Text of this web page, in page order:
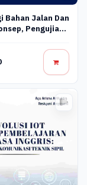
Bahan Jalan Dan
Pengujian,